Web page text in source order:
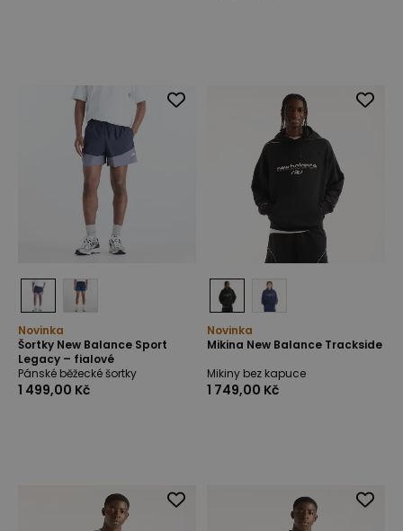
Novinka
Šortky New Balance Sport
Legacy – fialové
Pánské běžecké šortky
1 499,00 Kč
Novinka
Mikina New Balance Trackside
Mikiny bez kapuce
1 749,00 Kč